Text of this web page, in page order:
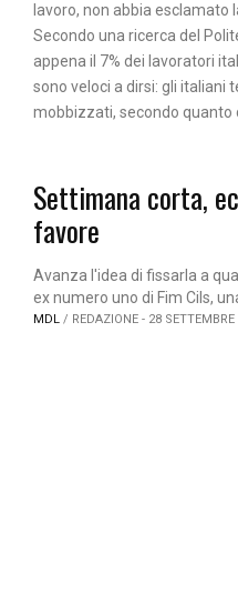
lavoro, non abbia esclamato
Secondo una ricerca del
appena il 7% dei lavoratori
sono veloci a dirsi: gli italiani
mobbizzati, secondo quanto
Settimana corta,
favore
Avanza l'idea di fissarla a
ex numero uno di Fim Cils,
MDL / REDAZIONE - 28 SETTEMBRE